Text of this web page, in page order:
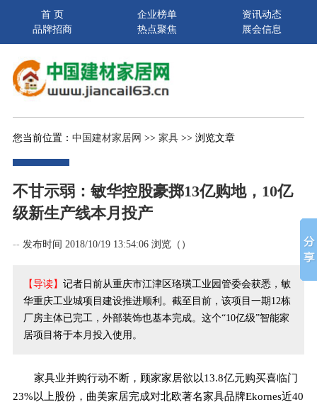
首 页 企业榜单
资讯动态
品牌招商
热点聚焦 展会信息
您当前位置： 中国建材家居网 >> 家具>> 浏览文章
不甘示弱：敏华控股豪掷13亿购地，10亿
级新生产线本月投产
-- 发布时间 2018/10/19 13:54:06 浏览（ ）
【导读】 记者日前从重庆市江津区珞璜工业园管委会获悉，敏
华重庆工业城项目建设推进顺利。截至目前，该项目一期12栋
厂房主体已完工，外部装饰也基本完成。这个“10亿级”智能家
居项目将于本月投入使用。
家具业并购行动不断，顾家家居欲以13.8亿元购买喜临门
23%以上股份，曲美家居完成对北欧著名家具品牌Ekornes近40